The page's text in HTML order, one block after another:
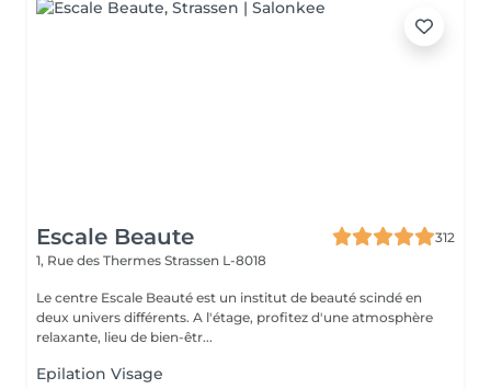
Escale Beaute
312
1, Rue des Thermes Strassen L-8018
Le centre Escale Beauté est un institut de beauté scindé en
deux univers différents. A l'étage, profitez d'une atmosphère
relaxante, lieu de bien-êtr...
Epilation Visage